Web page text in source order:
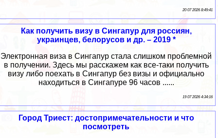
20 07 2026 8:49:41
Как получить визу в Сингапур для россиян,
украинцев, белорусов и др. – 2019 *
Электронная виза в Сингапур стала слишком проблемной
в получении. Здесь мы расскажем как все-таки получить
визу либо поехать в Сингапур без визы и официально
находиться в Сингапуре 96 часов ......
19 07 2026 4:34:16
Город Триест: достопримечательности и что
посмотреть